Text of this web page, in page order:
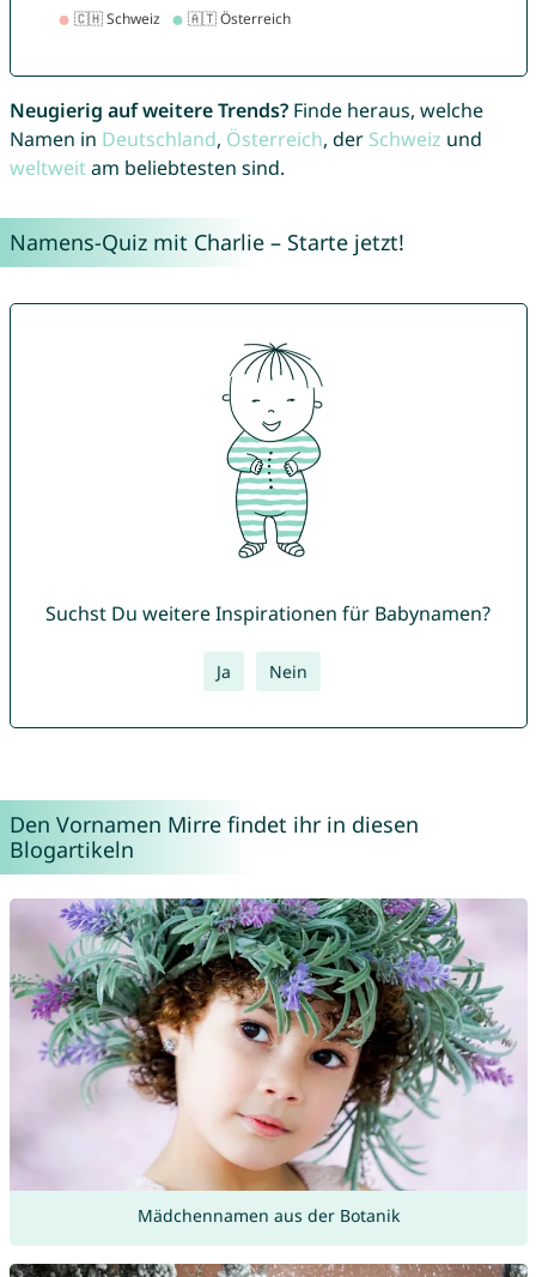
Neugierig auf weitere Trends?Finde heraus, welche
Namen in Deutschland, Österreich, der Schweiz und
weltweitam beliebtesten sind.
Namens-Quiz mit Charlie – Starte jetzt!
Suchst Du weitere Inspirationen für Babynamen?
Ja Nein
Den Vornamen Mirre findet ihr in diesen
Blogartikeln
Mädchennamen aus der Botanik